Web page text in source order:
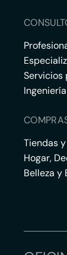
Servicios
Tiendas
Hogar,
Belleza y